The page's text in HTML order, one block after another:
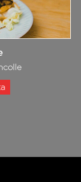
basmati